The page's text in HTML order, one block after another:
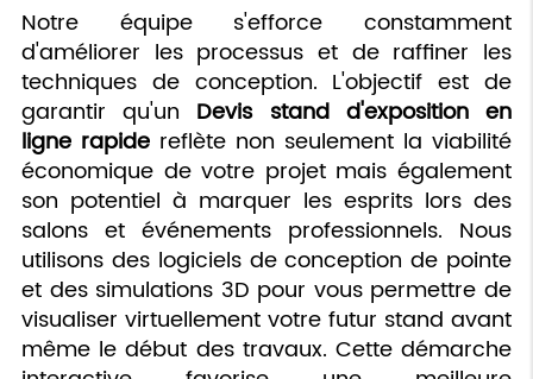
Notre équipe s'efforce constamment
d'améliorer les processus et de raffiner les
techniques de conception. L'objectif est de
garantir qu'un Devis stand d'exposition en
ligne rapidereflète non seulement la viabilité
économique de votre projet mais également
son potentiel à marquer les esprits lors des
salons et événements professionnels. Nous
utilisons des logiciels de conception de pointe
et des simulations 3D pour vous permettre de
visualiser virtuellement votre futur stand avant
même le début des travaux. Cette démarche